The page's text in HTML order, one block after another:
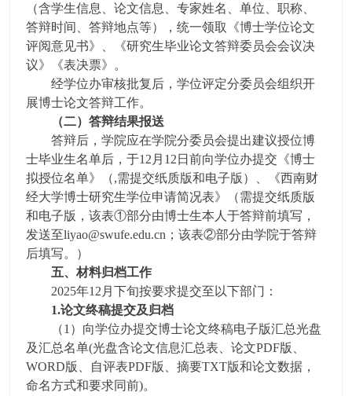
（含学生信息、论文信息、专家姓名、单位、职称、
答辩时间、答辩地点等），统一领取《博士学位论文
评阅意见书》、《研究生毕业论文答辩委员会会议决
议》《表决票》。
经学位办审核批复后，学位评定分委员会组织开
展博士论文答辩工作。
（二）答辩结果报送
答辩后，学院应在学院分委员会提出建议授位博
士毕业生名单后，于12月12日前向学位办提交《博士
拟授位名单》（,需提交纸质版和电子版）、《西南财
经大学博士研究生学位申请简况表》（需提交纸质版
和电子版，该表①部分由博士生本人于答辩前填写，
发送至liyao@swufe.edu.cn；该表②部分由学院于答辩
后填写。）
五、材料归档工作
2025年12月下旬按要求提交至以下部门：
1.论文终稿提交及归档
（1）向学位办提交博士论文终稿电子版汇总光盘
及汇总名单(光盘含论文信息汇总表、论文PDF版、
WORD版、自评表PDF版、摘要TXT版和论文数据，
命名方式和要求同前)。